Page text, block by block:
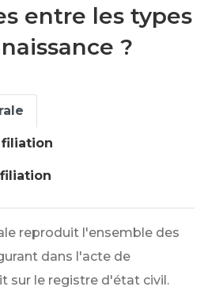
entre les types
?
filiation
reproduit l'ensemble des
dans l'acte de
sur le registre d'état civil.